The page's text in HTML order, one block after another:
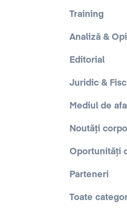
Training
Analiză &
Editorial
Juridic &
Mediul de
Noutăți
Oportunități
Parteneri
Toate